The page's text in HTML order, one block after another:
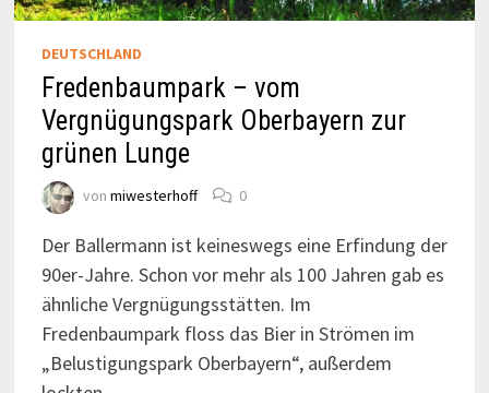
DEUTSCHLAND
Fredenbaumpark – vom
Vergnügungspark Oberbayern zur
grünen Lunge
von miwesterhoff 0
Der Ballermann ist keineswegs eine Erfindung der
90er-Jahre. Schon vor mehr als 100 Jahren gab es
ähnliche Vergnügungsstätten. Im
Fredenbaumpark floss das Bier in Strömen im
„Belustigungspark Oberbayern“, außerdem